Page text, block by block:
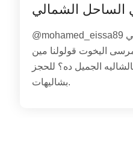
الشمالي
@mohamed_eissa89 فيو خيال في مراسي
اليخوت قولولنا مين
الجميل ده؟ للحجز
بشاليهات.